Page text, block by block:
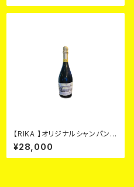
【RIKA 】オリジナルシャンパン
シルバー カード
¥28,000